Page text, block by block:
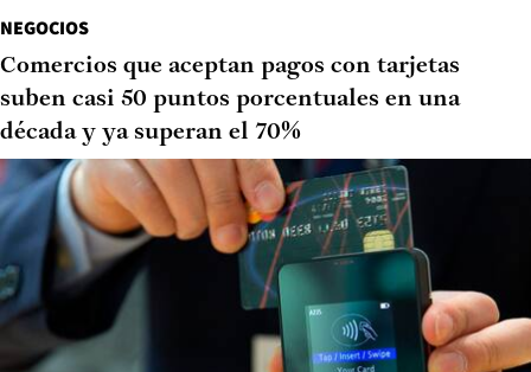
NEGOCIOS
Comercios que aceptan pagos con tarjetas
suben casi 50 puntos porcentuales en una
década y ya superan el 70%